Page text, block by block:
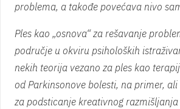
problema, a takođe povećava nivo
Ples kao „osnova“ za rešavanje
područje u okviru psiholoških
nekih teorija vezano za ples kao
od Parkinsonove bolesti, na primer,
za podsticanje kreativnog